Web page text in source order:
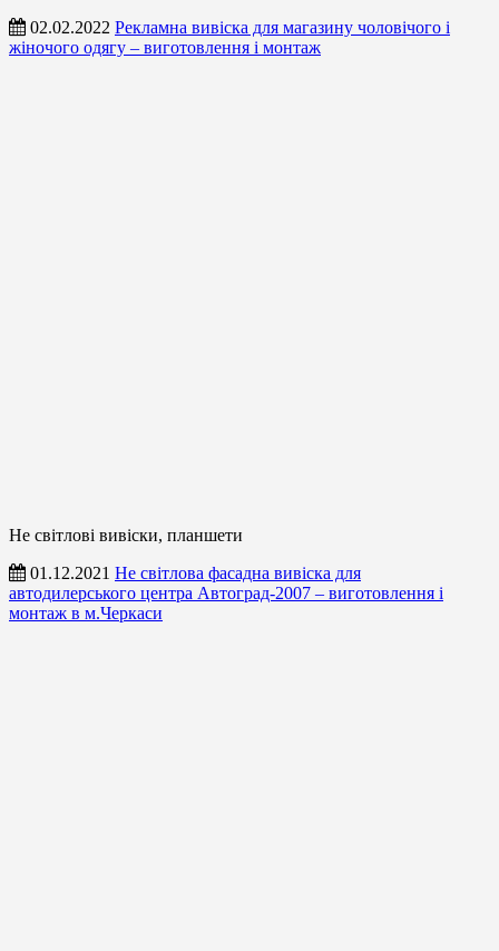
02.02.2022 Рекламна вивіска для магазину чоловічого і
жіночого одягу – виготовлення і монтаж
Не світлові вивіски, планшети
01.12.2021 Не світлова фасадна вивіска для
автодилерського центра Автоград-2007 – виготовлення і
монтаж в м.Черкаси